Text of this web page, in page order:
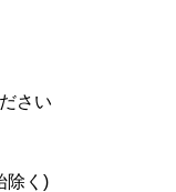
さい
除く)